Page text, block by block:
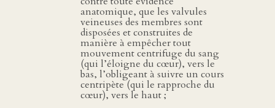
anatomique, que les valvules
veineuses des membres sont
disposées et construites de
manière à empêcher tout
mouvement centrifuge du sang
(qui l’éloigne du cœur), vers le
bas, l’obligeant à suivre un cours
centripète (qui le rapproche du
cœur), vers le haut ;